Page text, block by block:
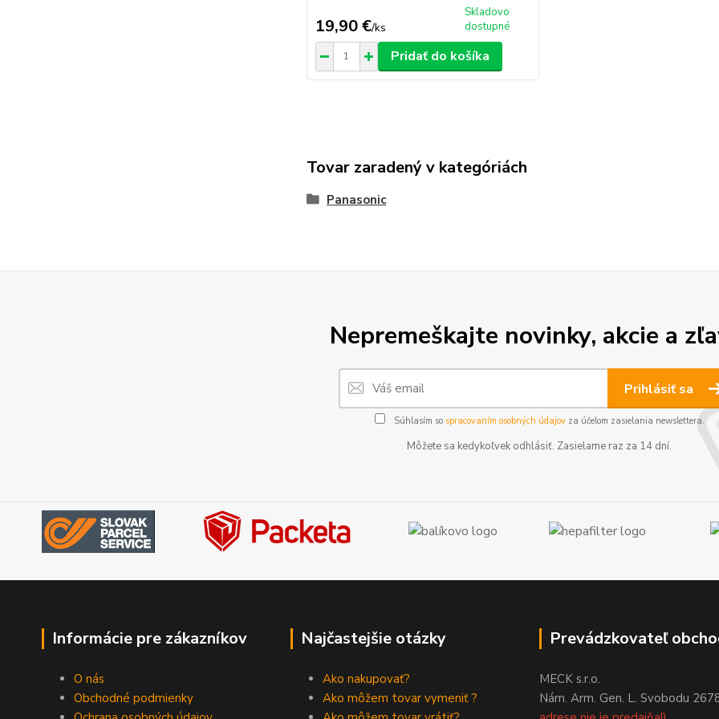
19,90 €/ks
Skladovo
dostupné
Pridať do košíka
Tovar zaradený v kategóriách
Panasonic
Nepremeškajte novinky, akcie a
Prihlásiť sa
Súhlasím so spracovaním osobných údajovza účelom zasielania newslettera.
Môžete sa kedykoľvek odhlásiť. Zasielame raz za 14 dní.
Informácie pre zákazníkov
O nás
Obchodné podmienky
Najčastejšie otázky
Ako nakupovať?
Ako môžem tovar vymeniť ?
Prevádzkovateľ
MECK s.r.o.
Nám. Arm. Gen. L. Svobodu